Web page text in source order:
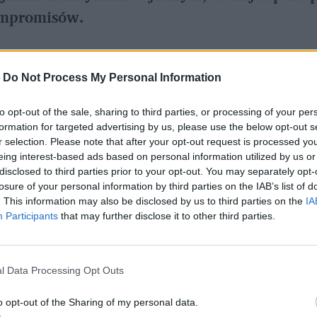
Do Not Process My Personal Information
opt-out of the sale, sharing to third parties, or processing of your
for targeted advertising by us, please use the below opt-out
selection. Please note that after your opt-out request is processed
interest-based ads based on personal information utilized by us
to third parties prior to your opt-out. You may separately
of your personal information by third parties on the IAB’s list of
This information may also be disclosed by us to third parties on the
Participants that may further disclose it to other third parties.
Data Processing Opt Outs
opt-out of the Sharing of my personal data.
Ustaw naTemat jako preferowane medium w Google
uniwersalnych i takich, które i dobrze
ładne i technologicznie hej do
Klasy C. Ale czy można to powiedzieć o
testy do naszej redakcji?